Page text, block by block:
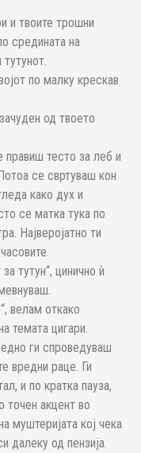
и твоите трошни
средината на
по малку крескав
од твоето
правиш тесто за леб и
се свртуваш кон
како дух и
се матка тука по
Најверојатно ти
тутун“, цинично ѝ
велам откако
темата цигари.
ги спроведуваш
вредни раце. Ги
и по кратка пауза,
точен акцент во
муштеријата кој чека
далеку од пензија.